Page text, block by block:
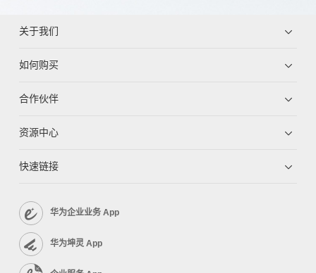
关于我们
如何购买
合作伙伴
资源中心
快速链接
华为企业业务 App
华为坤灵 App